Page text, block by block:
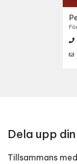
Dela upp
Tillsammans